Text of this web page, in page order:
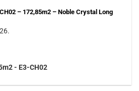
– 172,85m2 – Noble Crystal Long
- E3-CH02